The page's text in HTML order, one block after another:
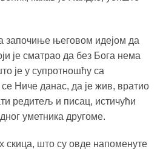
започиње његовом идејом да
је сматрао да без Бога нема
је у супротношћу са
Ниче данас, да је жив, вратио
редитељ и писац, истичући
уметника другоме.
скица, што су овде напоменуте